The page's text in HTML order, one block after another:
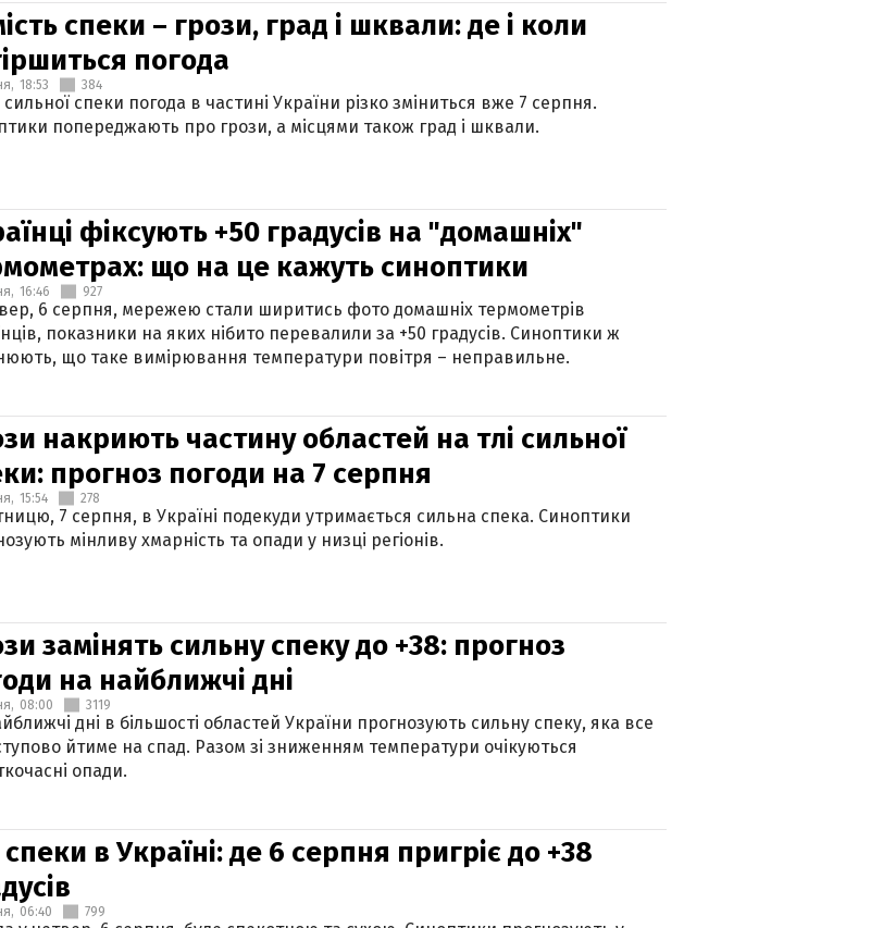
спеки – грози, град і шквали: де і коли
погода
18:53 384
сильної спеки погода в частині України різко зміниться вже 7 серпня.
попереджають про грози, а місцями також град і шквали.
фіксують +50 градусів на "домашніх"
що на це кажуть синоптики
16:46 927
6 серпня, мережею стали ширитись фото домашніх термометрів
показники на яких нібито перевалили за +50 градусів. Синоптики ж
що таке вимірювання температури повітря – неправильне.
накриють частину областей на тлі сильної
прогноз погоди на 7 серпня
15:54 278
7 серпня, в Україні подекуди утримається сильна спека. Синоптики
мінливу хмарність та опади у низці регіонів.
замінять сильну спеку до +38: прогноз
на найближчі дні
08:00 3119
дні в більшості областей України прогнозують сильну спеку, яка все
йтиме на спад. Разом зі зниженням температури очікуються
опади.
спеки в Україні: де 6 серпня пригріє до +38
06:40 799